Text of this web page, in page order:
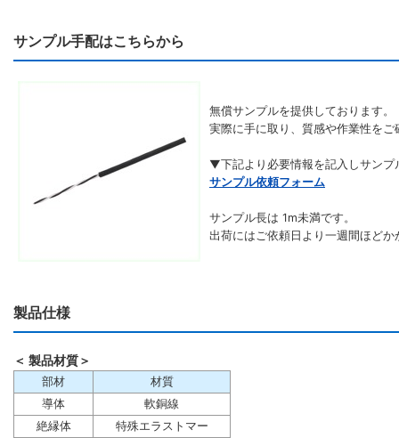
サンプル手配はこちらから
無償サンプルを提供しております。
実際に手に取り、質感や作業性をご
▼下記より必要情報を記入しサンプ
サンプル依頼フォーム
サンプル長は 1m未満です。
出荷にはご依頼日より一週間ほど
製品仕様
＜ 製品材質＞
部材
材質
導体
軟銅線
絶縁体
特殊エラストマー